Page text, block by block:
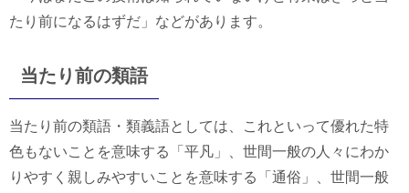
たり前になるはずだ」などがあります。
当たり前の類語
当たり前の類語・類義語としては、これといって優れた特
色もないことを意味する「平凡」、世間一般の人々にわか
りやすく親しみやすいことを意味する「通俗」、世間一般